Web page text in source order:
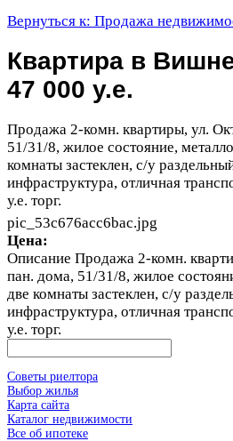
Вернуться к: Продажа
Квартира в
47 000 у.е.
Продажа 2-комн. квартиры, ул.
51/31/8, жилое состояние,
комнаты застеклен, с/у
инфраструктура, отличная
у.е. торг.
pic_53c676acc6bac.jpg
Цена:
Описание Продажа 2-комн.
пан. дома, 51/31/8, жилое
две комнаты застеклен, с/у
инфраструктура, отличная
у.е. торг.
Советы риелтора
Выбор жилья
Карта сайта
Каталог недвижимости
Все об ипотеке